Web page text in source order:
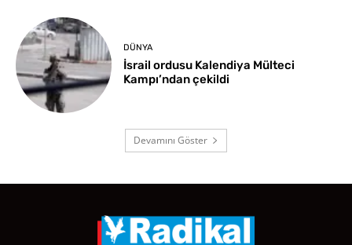
DÜNYA
İsrail ordusu Kalendiya Mülteci
Kampı’ndan çekildi
Devamını Göster